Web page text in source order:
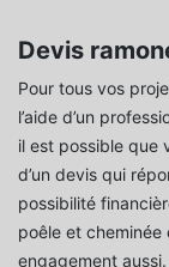
Devis
Pour tous vos
l’aide d’un
il est possible que
d’un devis qui
possibilité
poêle et
engagement